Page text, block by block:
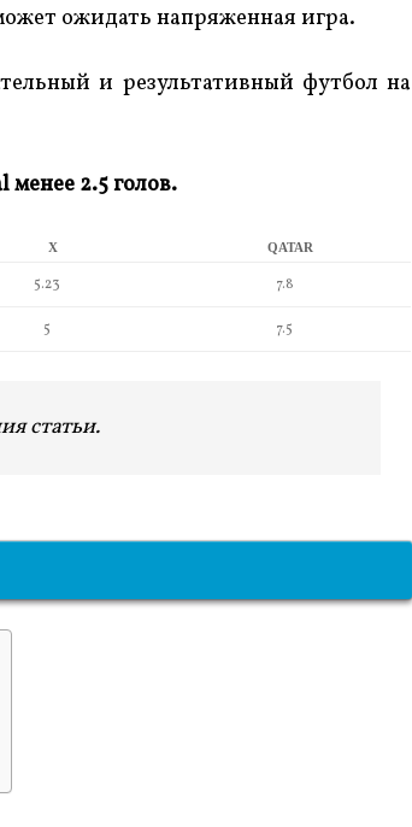
ожидать напряженная игра.
и результативный футбол на
менее 2.5 голов.
X QATAR
5.23 7.8
5 7.5
статьи.